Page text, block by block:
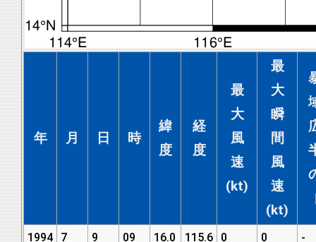
年 月 日 時
緯
度
経
度
最
大
風
速
(kt)
最
大
瞬
間
風
速
(kt)
1994 7 9 09 16.0 115.6 0 0 -